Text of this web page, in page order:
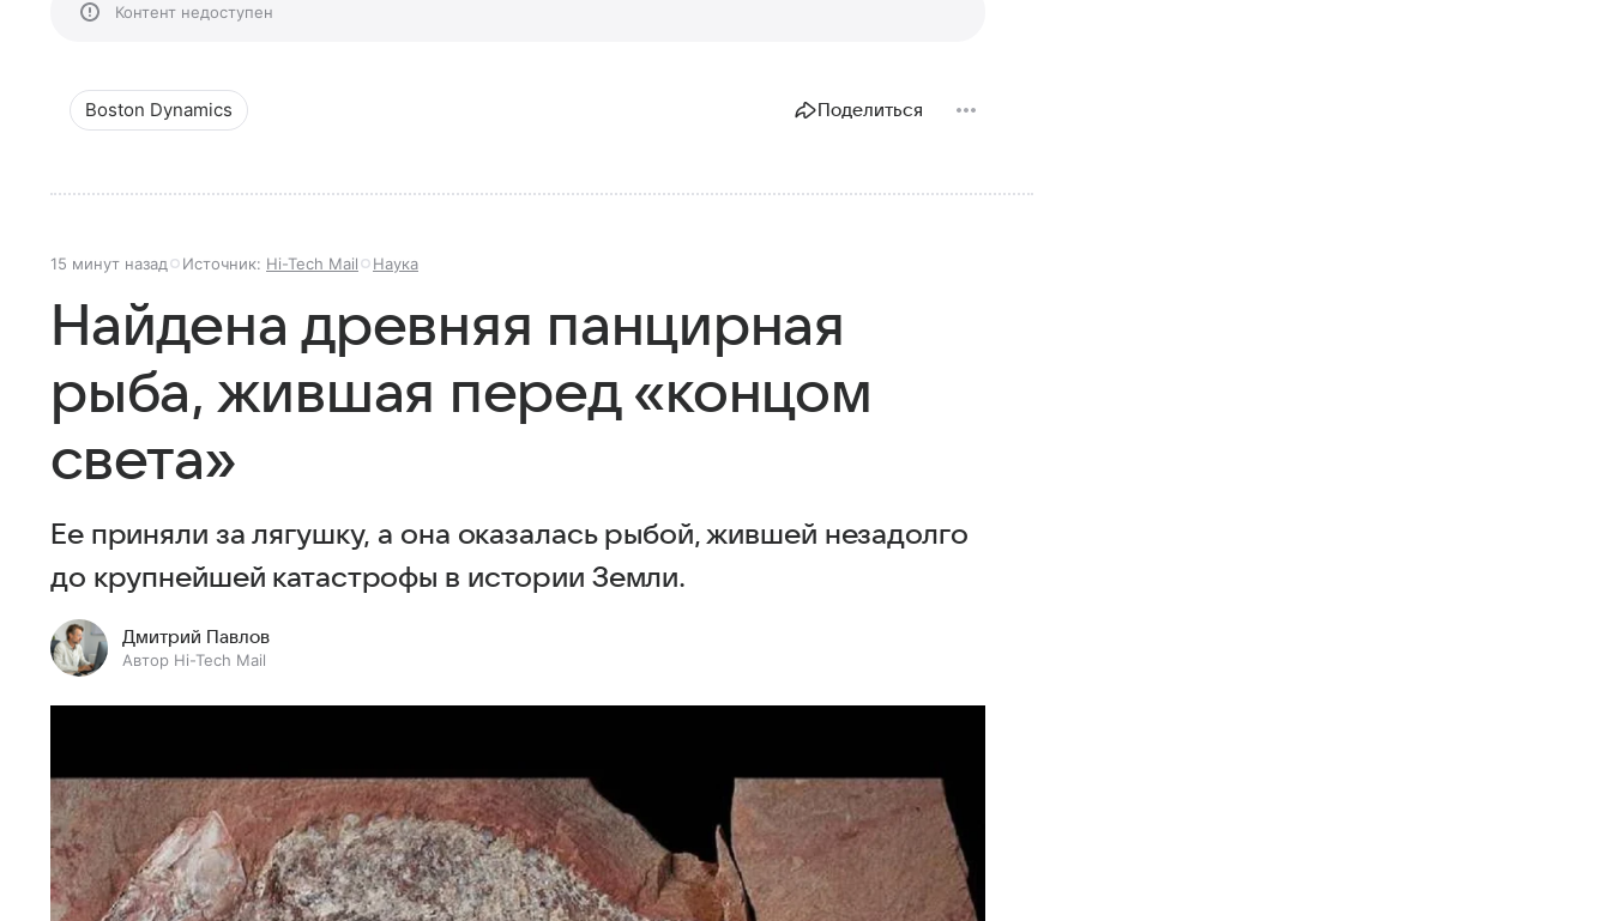
Контент недоступен
Boston Dynamics Поделиться
15 минут назад Источник: Hi-Tech Mail Наука
Найдена древняя панцирная
рыба, жившая перед «концом
света»
Ее приняли за лягушку, а она оказалась рыбой, жившей незадолго
до крупнейшей катастрофы в истории Земли.
Дмитрий Павлов
Автор Hi-Tech Mail